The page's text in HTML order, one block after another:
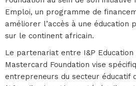
Emploi, un programme de
améliorer l’accès à une éducation
sur le continent africain.
Le partenariat entre I&P
Mastercard Foundation vise
entrepreneurs du secteur éducatif